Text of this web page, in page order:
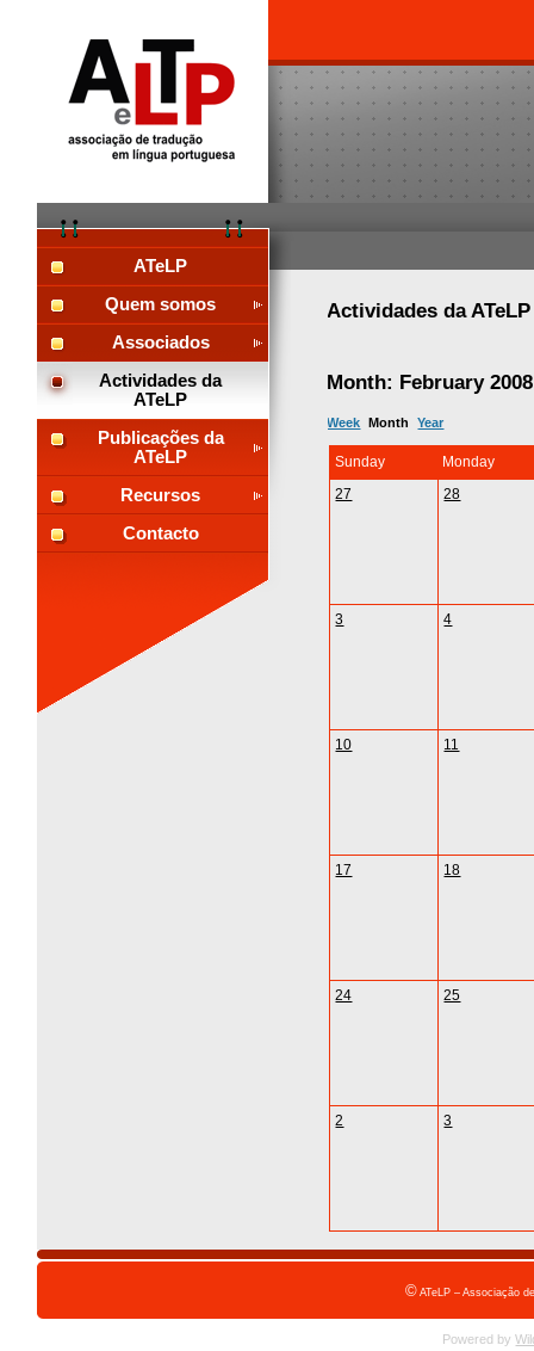
ATeLP
Quem somos
Associados
Actividades da
ATeLP
Publicações da
ATeLP
Recursos
Contacto
Actividades da
Month: February 2008
Week Month Year
Sunday
Monday
27
28
3 4
10 11
17 18
24 25
2 3
© ATeLP – Associação
Powered by